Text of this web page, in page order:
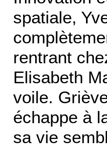
spatiale,
rentrant
Elisabeth
voile.
échappe à
sa vie